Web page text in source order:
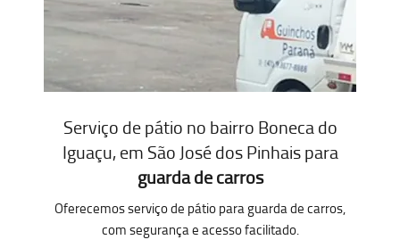
Serviço de pátio no bairro Boneca do
Iguaçu, em São José dos Pinhais para
guarda de carros
Oferecemos serviço de pátio para guarda de carros,
com segurança e acesso facilitado.